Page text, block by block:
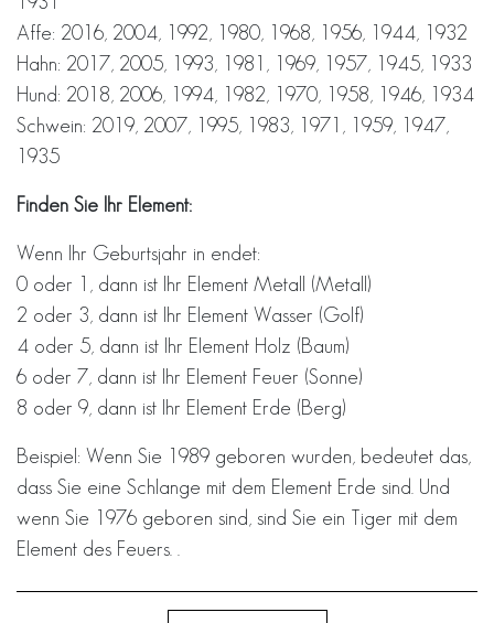
Affe: 2016, 2004, 1992, 1980, 1968, 1956, 1944, 1932
Hahn: 2017, 2005, 1993, 1981, 1969, 1957, 1945, 1933
Hund: 2018, 2006, 1994, 1982, 1970, 1958, 1946, 1934
Schwein: 2019, 2007, 1995, 1983, 1971, 1959, 1947,
1935
Finden Sie Ihr Element:
Wenn Ihr Geburtsjahr in endet:
0 oder 1, dann ist Ihr Element Metall (Metall)
2 oder 3, dann ist Ihr Element Wasser (Golf)
4 oder 5, dann ist Ihr Element Holz (Baum)
6 oder 7, dann ist Ihr Element Feuer (Sonne)
8 oder 9, dann ist Ihr Element Erde (Berg)
Beispiel: Wenn Sie 1989 geboren wurden, bedeutet das,
dass Sie eine Schlange mit dem Element Erde sind. Und
wenn Sie 1976 geboren sind, sind Sie ein Tiger mit dem
Element des Feuers. .